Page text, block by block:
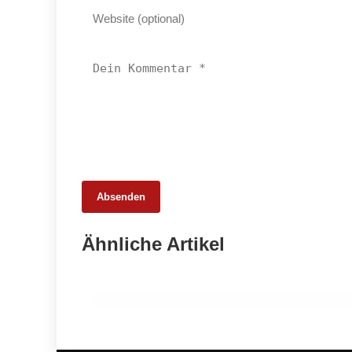
Absenden
Ähnliche Artikel
Neues Rekordniveau: Bio-Anteil nähert